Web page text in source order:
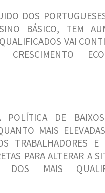
DOS
BÁSICO, TEM
VAI
POLÍTICA DE
MAIS
TRABALHADORES
PARA ALTERAR A
DOS MAIS